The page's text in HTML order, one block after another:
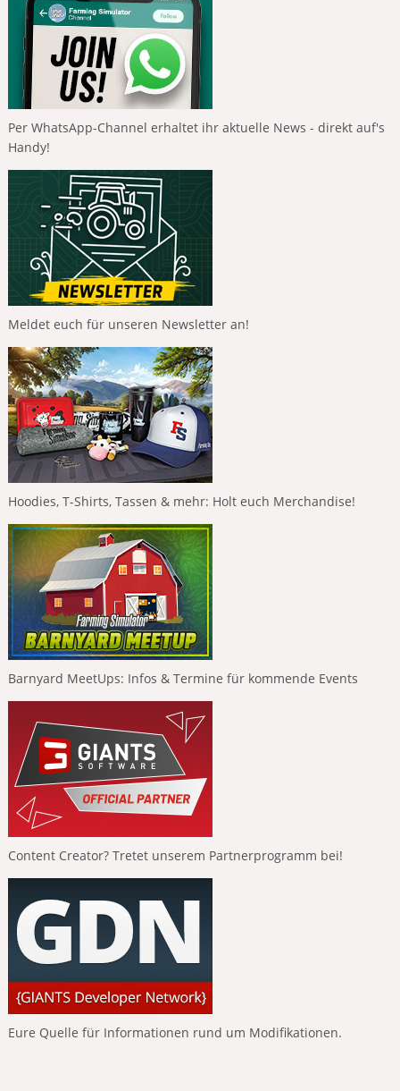
Per WhatsApp-Channel erhaltet ihr aktuelle News - direkt auf's
Handy!
Meldet euch für unseren Newsletter an!
Hoodies, T-Shirts, Tassen & mehr: Holt euch Merchandise!
Barnyard MeetUps: Infos & Termine für kommende Events
Content Creator? Tretet unserem Partnerprogramm bei!
Eure Quelle für Informationen rund um Modifikationen.